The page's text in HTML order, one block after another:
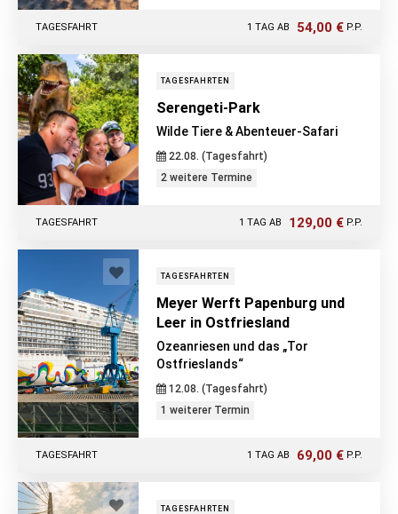
1 TAG AB 54,00 € P.P.
TAGESFAHRT
TAGESFAHRTEN
Serengeti-Park
Wilde Tiere & Abenteuer-Safari
22.08. (Tagesfahrt)
2 weitere Termine
1 TAG AB 129,00 € P.P.
TAGESFAHRT
TAGESFAHRTEN
Meyer Werft Papenburg und
Leer in Ostfriesland
Ozeanriesen und das „Tor
Ostfrieslands“
12.08. (Tagesfahrt)
1 weiterer Termin
1 TAG AB 69,00 € P.P.
TAGESFAHRT
TAGESFAHRTEN